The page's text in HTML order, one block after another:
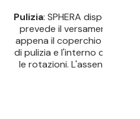
Pulizia: SPHERA dispone di
prevede il versamento di
appena il coperchio viene
di pulizia e l'interno della
le rotazioni. L'assenza di